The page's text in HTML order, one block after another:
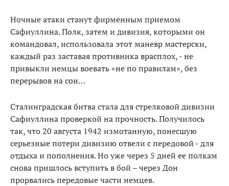
Ночные атаки станут фирменным приемом
Сафиуллина. Полк, затем и дивизия, которыми он
командовал, использовала этот маневр мастерски,
каждый раз заставая противника врасплох, - не
привыкли немцы воевать «не по правилам», без
перерывов на сон…
Сталинградская битва стала для стрелковой дивизии
Сафиуллина проверкой на прочность. Получилось
так, что 20 августа 1942 измотанную, понесшую
серьезные потери дивизию отвели с передовой - для
отдыха и пополнения. Но уже через 5 дней ее полкам
снова пришлось вступить в бой – через Дон
прорвались передовые части немцев.